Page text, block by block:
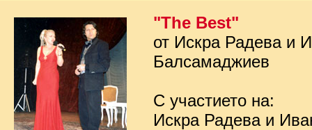
"The Best"
от Искра Радева и
Балсамаджиев
С участието на:
Искра Радева и